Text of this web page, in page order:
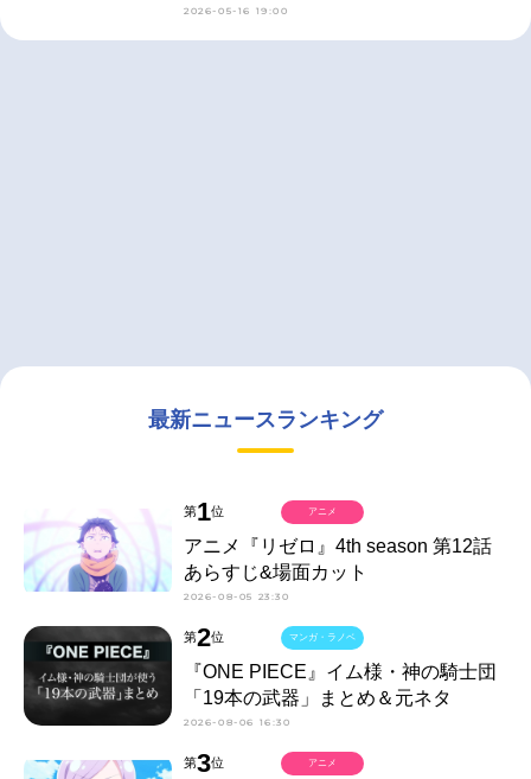
2026-05-16 19:00
最新ニュースランキング
第1位
アニメ『リゼロ』4th season 第12話
あらすじ&場面カット
2026-08-05 23:30
アニメ
第2位
『ONE PIECE』イム様・神の騎士団
「19本の武器」まとめ＆元ネタ
2026-08-06 16:30
マンガ・ラノベ
第3位 アニメ